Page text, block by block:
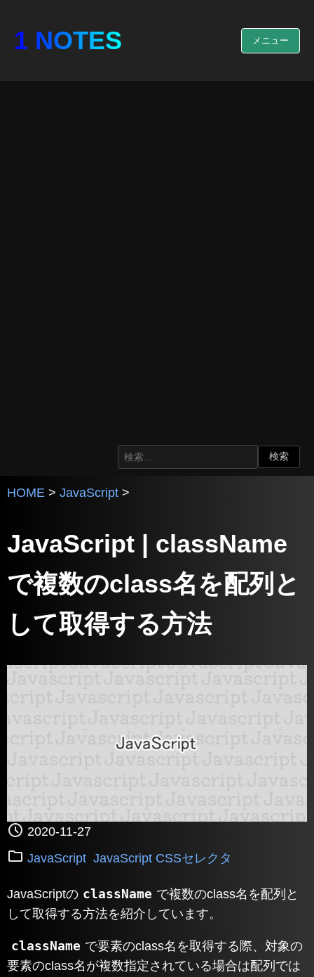
1 NOTES メニュー
HOME > JavaScript >
JavaScript | className
で複数のclass名を配列と
して取得する方法
2020-11-27
JavaScript JavaScript CSSセレクタ
JavaScriptの className で複数のclass名を配列と
して取得する方法を紹介しています。
className で要素のclass名を取得する際、対象の
要素のclass名が複数指定されている場合は配列では